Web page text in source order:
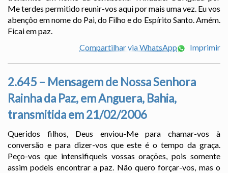
Me terdes permitido reunir-vos aqui por mais uma vez. Eu vos
abençôo em nome do Pai, do Filho e do Espírito Santo. Amém.
Ficai em paz.
Compartilhar via WhatsApp
Imprimir
2.645 – Mensagem de Nossa Senhora
Rainha da Paz, em Anguera, Bahia,
transmitida em 21/02/2006
Queridos filhos, Deus enviou-Me para chamar-vos à
conversão e para dizer-vos que este é o tempo da graça.
Peço-vos que intensifiqueis vossas orações, pois somente
assim podeis encontrar a paz. Não quero forçar-vos, mas o